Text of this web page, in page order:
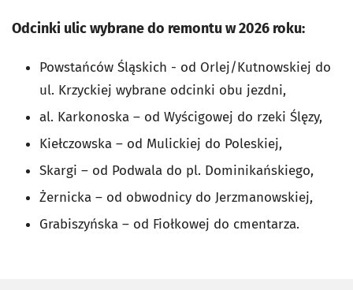
Odcinki ulic wybrane do remontu w 2026 roku:
Powstańców Śląskich - od Orlej/Kutnowskiej do
ul. Krzyckiej wybrane odcinki obu jezdni,
al. Karkonoska – od Wyścigowej do rzeki Ślęzy,
Kiełczowska – od Mulickiej do Poleskiej,
Skargi – od Podwala do pl. Dominikańskiego,
Żernicka – od obwodnicy do Jerzmanowskiej,
Grabiszyńska – od Fiołkowej do cmentarza.